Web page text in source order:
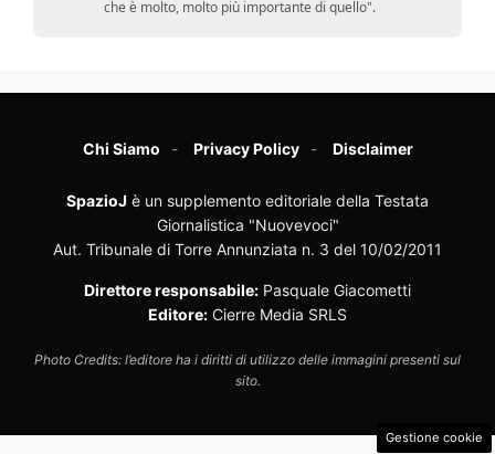
che è molto, molto più importante di quello".
Chi Siamo Privacy Policy Disclaimer
SpazioJ è un supplemento editoriale della Testata
Giornalistica "Nuovevoci"
Aut. Tribunale di Torre Annunziata n. 3 del 10/02/2011
Direttore responsabile: Pasquale Giacometti
Editore: Cierre Media SRLS
Photo Credits: l’editore ha i diritti di utilizzo delle immagini presenti sul
sito.
Gestione cookie